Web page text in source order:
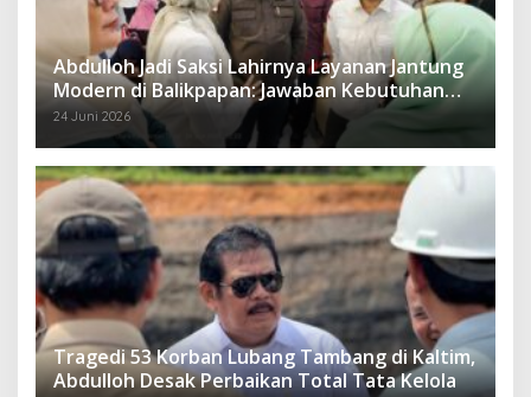
Abdulloh Jadi Saksi Lahirnya Layanan Jantung
Modern di Balikpapan: Jawaban Kebutuhan
Rakyat
24 Juni 2026
Tragedi 53 Korban Lubang Tambang di Kaltim,
Abdulloh Desak Perbaikan Total Tata Kelola